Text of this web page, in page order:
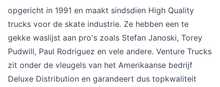
opgericht in 1991 en maakt sindsdien High Quality
trucks voor de skate industrie. Ze hebben een te
gekke waslijst aan pro's zoals Stefan Janoski, Torey
Pudwill, Paul Rodriguez en vele andere. Venture Trucks
zit onder de vleugels van het Amerikaanse bedrijf
Deluxe Distribution en garandeert dus topkwaliteit